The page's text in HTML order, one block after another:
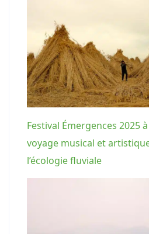
Festival Émergences 2025
voyage musical et
l’écologie fluviale